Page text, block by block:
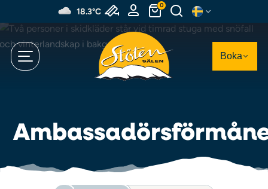
till
huvudinnehållet
18.3°C
0
Boka